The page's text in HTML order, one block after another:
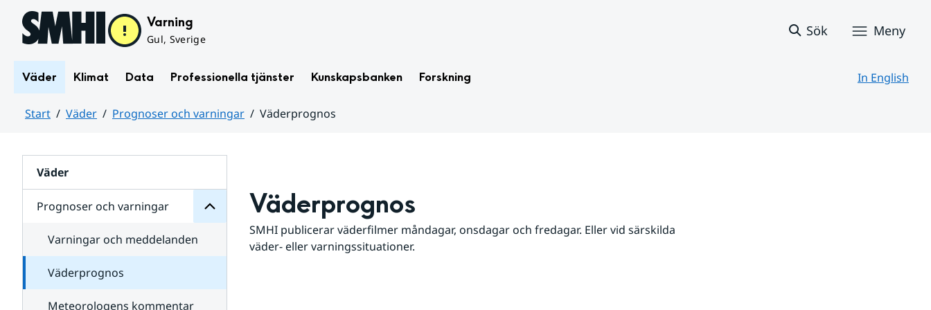
Hoppa till sidans innehåll Varning
Gul, Sverige
Sök Meny
Väder Klimat Data Professionella tjänster Kunskapsbanken Forskning In English
Start Väder Prognoser och varningar
Väderprognos
Väder
Prognoser och varningar
för
varningar
Varningar och meddelanden
Väderprognos
Meteorologens kommentar
Väderprognos
SMHI publicerar väderfilmer måndagar, onsdagar och fredagar. Eller vid särskilda
väder- eller varningssituationer.